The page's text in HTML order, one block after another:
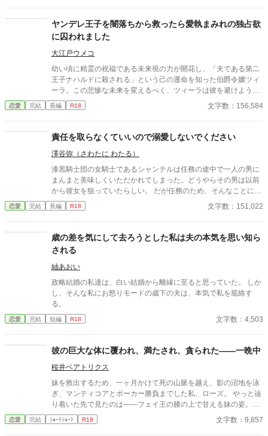
めて「陛下の手がつかなかったら一年後に妻にしてほしい」と頼
んでいた。しかも、侯爵はその手を振り払いもしない。 聖女は愛
のない交わりで神の加護を失うとされているので、当然白い結婚
だと思っていたが、初夜に侯爵のメイアスから体の関係を迫られ
る。彼は命の恩人だったので、ルミネラはそのまま彼を受け入れ
た。 侯爵がかつての恋人に似ていたとはいえ、侯爵と孤児だった
彼は全く別人。愛のない交わりだったので、当然力を失うと思っ
ていたが、なぜか以前よりも力が漲っていた。 ※全１１話 ２万
字程度の話です。
ヤンデレ王子を闇落ちから救ったら愛執まみれの独占欲
に囚われました
大江戸ウメコ
幼い頃に精霊の祝福である未来視の力が開花し、「夫である第二
王子ナハルドに殺される」という己の運命を知った伯爵令嬢ツィ
ーラ。この悲惨な未来を変えるべく、ツィーラは彼を避けようと
したが、ひょんなことから婚約者に選ばれてしまった！ なら
ば、ナハルドが将来闇落ちしないよう、側で彼を支えることを決
えてくるほど、ナハルドとの関係は良好になった。だけど、彼の
並々ならぬ執着心のすべてを、ツィーラはまだ知らなくて――
恋愛 完結 長編 R18 文字数：156,584
責任を取らなくていいので溺愛しないでください
澤谷弥（さわたに わたる）
漆黒騎士団の女騎士であるシャンテルは任務の途中で一人の男に
まんまと美味しくいただかれてしまった。どうやらその男は以前
から彼女を狙っていたらしい。 だが任務のため、そんなことには
お構いなしのシャンテル。むしろ邪魔。その男から逃げながら任
務をこなす日々。だが、その男の正体に気づいたとき――。 ※20
た。 ※ノーチェ作品の何かをレンタルしますと特別番外編（鍵付
き）がお読みいただけます。
恋愛 完結 長編 R18 文字数：151,022
歳の差を気にして去ろうとした私は夫の本気を思い知ら
される
紬あおい
政略結婚の私達は、白い結婚から離縁に至ると思っていた。 しか
し、そんな私にお怒りモードの歳下の夫は、本気で私を籠絡す
る。
恋愛 完結 短編 R18 文字数：4,503
彼の巨大な体に覆われ、満たされ、貪られた——一晩中
桜井ベアトリクス
妹を救出するため、一ヶ月かけて死の山脈を越え、影の沼地を泳
ぎ、マンティコアとポーカー勝負までした私、ローズ。 やっと辿
り着いた先で見たのは——フェイ王の膝の上で甘える妹の姿。
「助けなんていらないわよ？」 は？ しかも運命の光が私と巨漢戦
士マキシマスの間で光って、「お前は俺のものだ」宣言。 「片手
恋愛 完結 ｼｮｰﾄｼｮｰﾄ R18 文字数：9,857